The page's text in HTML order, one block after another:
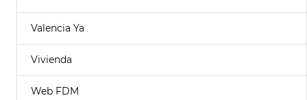
Valencia Ya
Vivienda
Web FDM